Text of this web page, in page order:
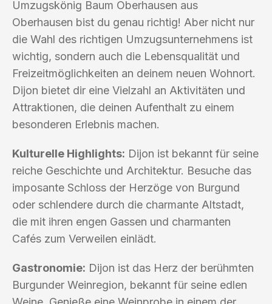
Umzugskönig Baum Oberhausen aus
Oberhausen bist du genau richtig! Aber nicht nur
die Wahl des richtigen Umzugsunternehmens ist
wichtig, sondern auch die Lebensqualität und
Freizeitmöglichkeiten an deinem neuen Wohnort.
Dijon bietet dir eine Vielzahl an Aktivitäten und
Attraktionen, die deinen Aufenthalt zu einem
besonderen Erlebnis machen.
Kulturelle Highlights: Dijon ist bekannt für seine
reiche Geschichte und Architektur. Besuche das
imposante Schloss der Herzöge von Burgund
oder schlendere durch die charmante Altstadt,
die mit ihren engen Gassen und charmanten
Cafés zum Verweilen einlädt.
Gastronomie: Dijon ist das Herz der berühmten
Burgunder Weinregion, bekannt für seine edlen